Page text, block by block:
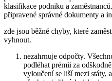
klasifikace podniku a
připravené správné dokumenty a
zde jsou běžné chyby, které
vyhnout.
nezahrnuje odpočty.
podléhat prémii za
vyloučení se liší mezi státy,